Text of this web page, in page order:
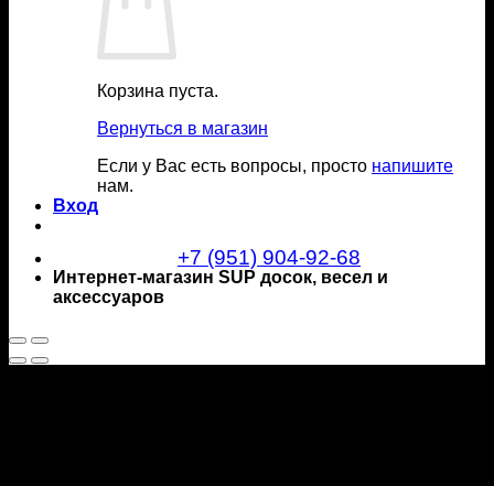
Корзина пуста.
Вернуться в магазин
Если у Вас есть вопросы, просто напишите
нам.
Вход
+7 (951) 904-92-68
Интернет-магазин SUP досок, весел и
аксессуаров